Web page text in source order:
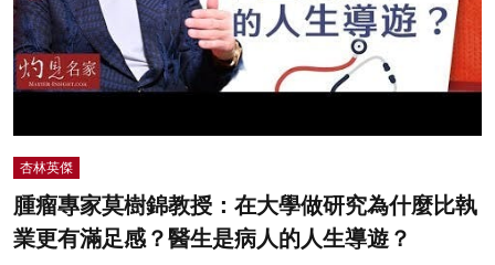
灼見活動
關於我們
杏林英傑
腫瘤專家莫樹錦教授：在大學做研究為什麼比執
業更有滿足感？醫生是病人的人生導遊？